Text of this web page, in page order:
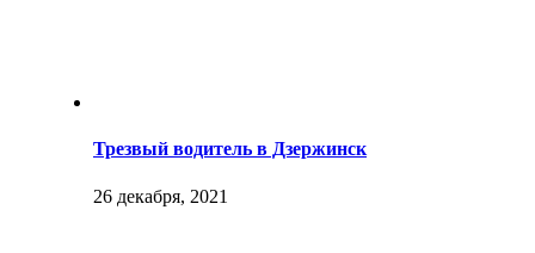
Трезвый водитель в Дзержинск
26 декабря, 2021